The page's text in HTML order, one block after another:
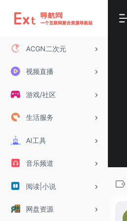
ACGN二次元
视频直播
游戏/社区
生活服务
AI工具
音乐频道
阅读|小说
网盘资源